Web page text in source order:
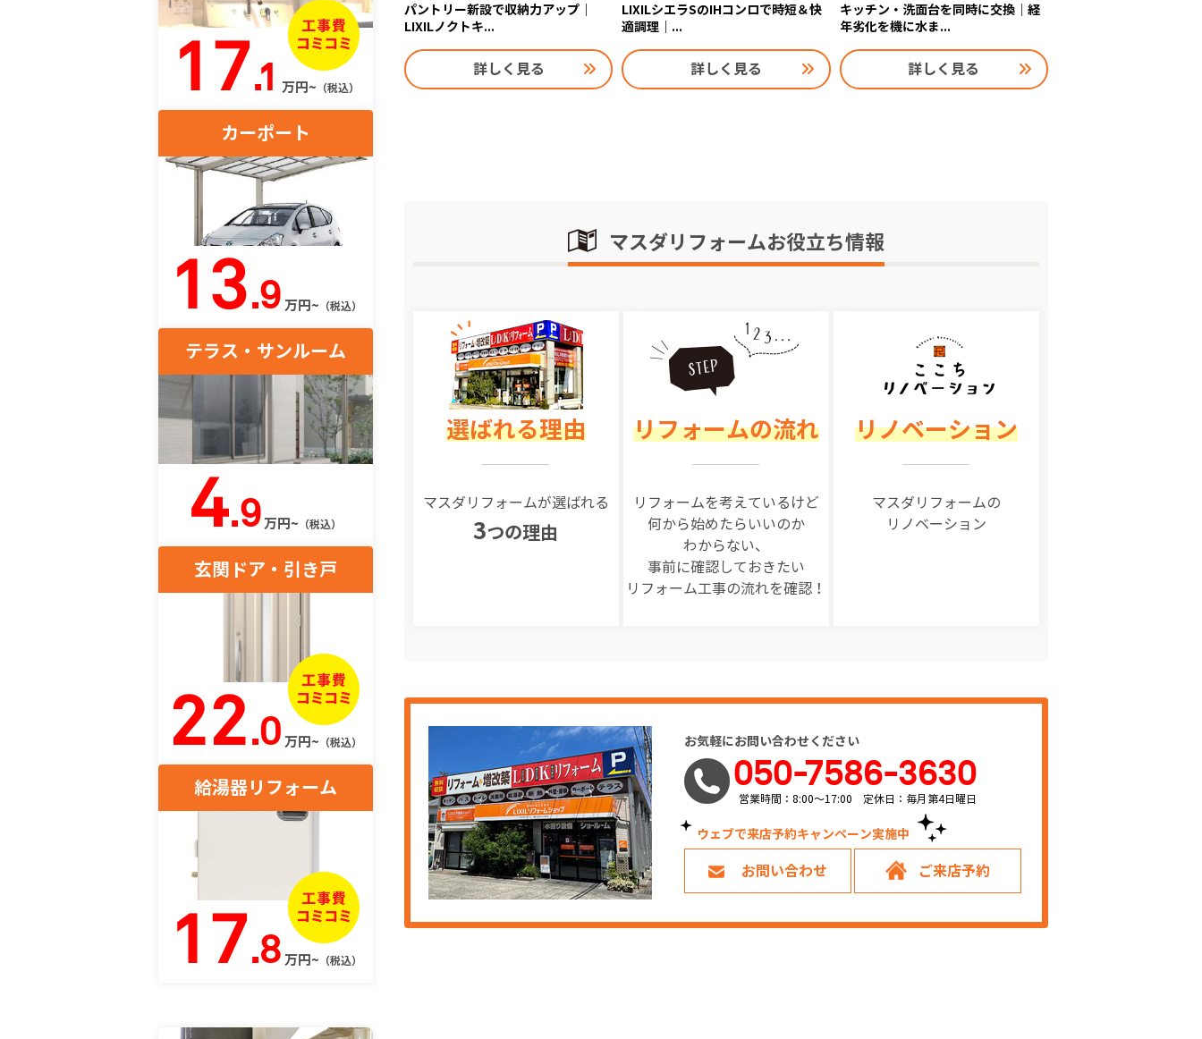
パントリー新設で収納力アップ｜
LIXILノクトキ...
詳しく見る
LIXILシエラSのIHコンロで時短＆快
適調理｜...
詳しく見る
キッチン・洗面台を同時に交換｜経
年劣化を機に水ま...
詳しく見る
マスダリフォームお役立ち情報
選ばれる理由
マスダリフォームが選ばれる
3つの理由
リフォームの流れ
リフォームを考えているけど
何から始めたらいいのか
わからない、
事前に確認しておきたい
リフォーム工事の流れを確認！
リノベーション
マスダリフォームの
リノベーション
お気軽にお問い合わせください
050-7586-3630
営業時間：8:00～17:00 定休日：毎月第4日曜日
ウェブで来店予約キャンペーン実施中！
お問い合わせ ご来店予約
17.1 万円~ （税込）
カーポート
13.9 万円~ （税込）
テラス・サンルーム
4.9万円~ （税込）
玄関ドア・引き戸
22.0 万円~ （税込）
給湯器リフォーム
17.8 万円~ （税込）